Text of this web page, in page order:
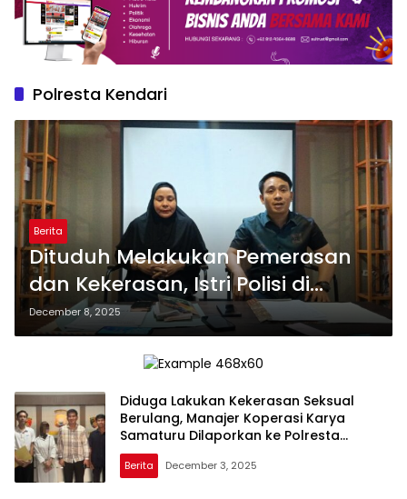
Polresta Kendari
Berita
Dituduh Melakukan Pemerasan
dan Kekerasan, Istri Polisi di
Kendari: ‘Justru Saya yang Jadi
Korban Penipuan’
December 8, 2025
Diduga Lakukan Kekerasan Seksual
Berulang, Manajer Koperasi Karya
Samaturu Dilaporkan ke Polresta
Kendari
Berita December 3, 2025